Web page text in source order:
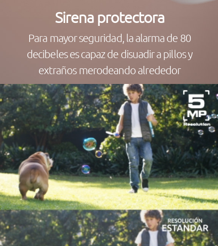
Sirena protectora
Para mayor seguridad, la alarma de 80
decibeles es capaz de disuadir a pillos y
extraños merodeando alrededor